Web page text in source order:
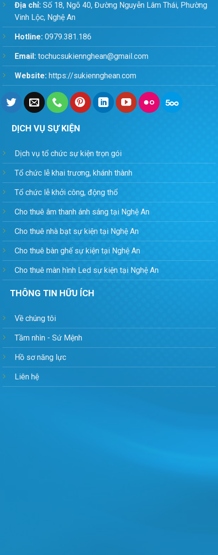
Địa chỉ: Số 18, Ngõ 40, Đường Nguyễn Lâm Thái, Phường
Vinh Lộc, Nghệ An
Hotline: 0979.381.186
Email: tochucsukiennghean@gmail.com
Website: https://sukiennghean.com
DỊCH VỤ SỰ KIỆN
Dịch vụ tổ chức sự kiện trọn gói
Tổ chức lễ khai trương, khánh thành
Tổ chức lễ khởi công, động thổ
Cho thuê âm thanh ánh sáng tại Nghệ An
Cho thuê nhà bạt sự kiện tại Nghệ An
Cho thuê bàn ghế sự kiện tại Nghệ An
Cho thuê màn hình Led sự kiện tại Nghệ An
THÔNG TIN HỮU ÍCH
Về chúng tôi
Tầm nhìn - Sứ Mệnh
Hồ sơ năng lực
Liên hệ